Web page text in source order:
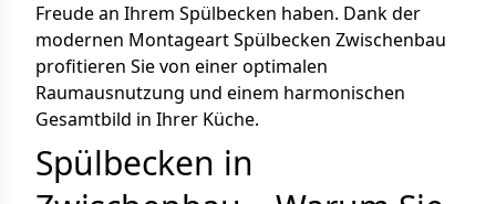
Freude an Ihrem Spülbecken haben. Dank der
modernen Montageart Spülbecken Zwischenbau
profitieren Sie von einer optimalen
Raumausnutzung und einem harmonischen
Gesamtbild in Ihrer Küche.
Spülbecken in